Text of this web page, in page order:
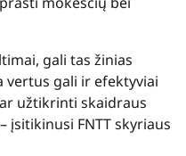
gali tas žinias
vertus gali ir efektyviai
užtikrinti skaidraus
įsitikinusi FNTT skyriaus